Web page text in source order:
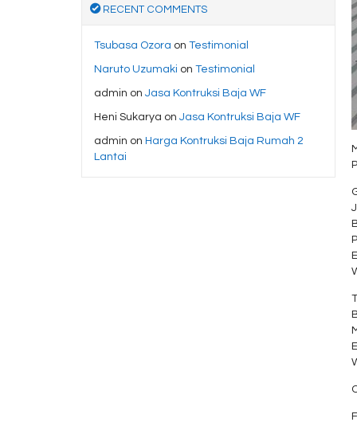
RECENT COMMENTS
Tsubasa Ozora on Testimonial
Naruto Uzumaki on Testimonial
admin on Jasa Kontruksi Baja WF
Heni Sukarya on Jasa Kontruksi Baja WF
admin on Harga Kontruksi Baja Rumah 2
Lantai